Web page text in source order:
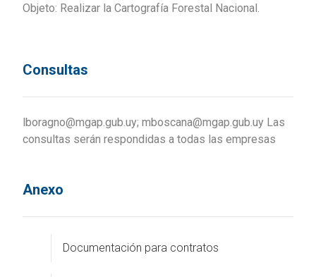
Objeto: Realizar la Cartografía Forestal Nacional.
Consultas
lboragno@mgap.gub.uy; mboscana@mgap.gub.uy Las
consultas serán respondidas a todas las empresas
Anexo
Documentación para contratos